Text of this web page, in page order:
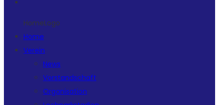
HomeLogo
Home
Verein
News
Vorstandschaft
Organisation